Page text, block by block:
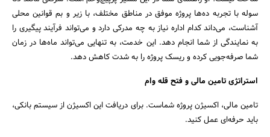
سوله با تجربه ده‌ها پروژه موفق در مناطق مختلف، با زیر و بم قوانین محلی
آشناست، می‌داند کدام اداره نیاز به چه مدرکی دارد و می‌تواند فرآیند پیگیری را
به نمایندگی از شما انجام دهد. این خدمت، به تنهایی می‌تواند ماه‌ها در زمان
شما صرفه‌جویی کرده و ریسک پروژه را به شدت کاهش دهد.
استراتژی تامین مالی و فتح قله وام
تامین مالی، اکسیژن پروژه شماست. برای دریافت این اکسیژن از سیستم بانکی،
باید حرفه‌ای عمل کنید.